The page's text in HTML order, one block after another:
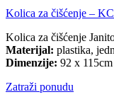
Kolica za čišćenje –
Kolica za čišćenje
Materijal: plastika,
Dimenzije: 92 x 115cm
Zatraži ponudu